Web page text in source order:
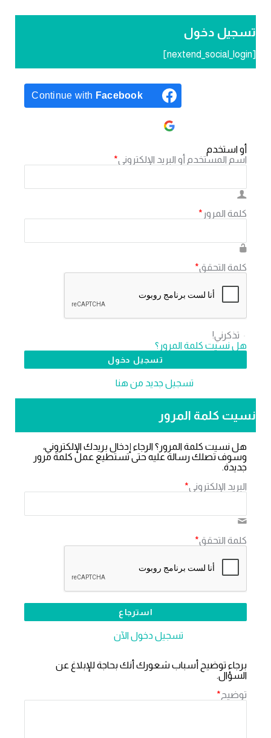
تسجيل دخول
Continue withFacebook
أو استخدم
اسم المستخدم أو البريد الإلكتروني*
كلمة المرور*
كلمة التحقق*
تذكرني!
هل نسيت كلمة المرور؟
‫تسجيل جديد من هنا
نسيت كلمة المرور
هل نسيت كلمة المرور؟ الرجاء إدخال بريدك الإلكتروني،
وسوف تصلك رسالة عليه حتى تستطيع عمل كلمة مرور
جديدة.
البريد الإلكتروني*
كلمة التحقق*
تسجيل دخول الآن
برجاء توضيح أسباب شعورك أنك بحاجة للإبلاغ عن
السؤال.
توضيح*